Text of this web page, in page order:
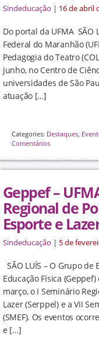
Sindeducação | 16 de abril
Do portal da UFMA SÃO
Federal do Maranhão
Pedagogia do Teatro
junho, no Centro de
universidades de São
atuação […]
Categories: Destaques,
Comentários
Geppef –
Regional de
Esporte e
Sindeducação | 5 de
SÃO LUÍS – O Grupo de
Educação Física
março, o I Seminário
Lazer (Serppel) e a VII
(SMEF). Os eventos
e […]